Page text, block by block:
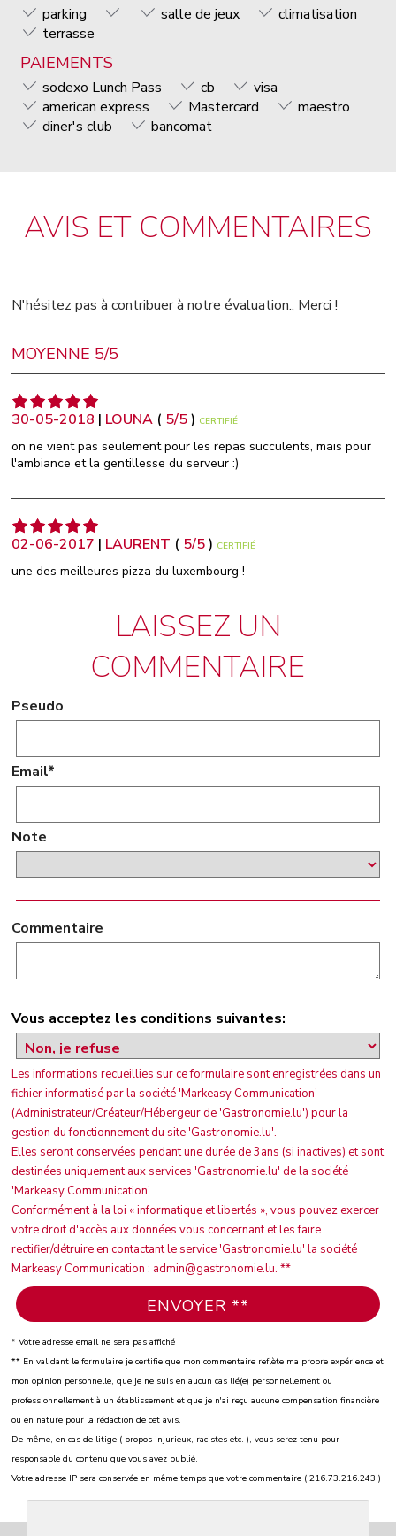
parking salle de jeux
climatisation
terrasse
PAIEMENTS
sodexo Lunch Pass cb
visa
american express
Mastercard
maestro
diner's club
bancomat
AVIS ET COMMENTAIRES
N'hésitez pas à contribuer à notre évaluation., Merci !
MOYENNE 5/5
30-05-2018 | LOUNA ( 5/5) CERTIFIÉ
on ne vient pas seulement pour les repas succulents, mais pour
l'ambiance et la gentillesse du serveur :)
02-06-2017 | LAURENT ( 5/5) CERTIFIÉ
une des meilleures pizza du luxembourg !
LAISSEZ UN
COMMENTAIRE
Pseudo
Email*
Note
Commentaire
Vous acceptez les conditions suivantes:
Les informations recueillies sur ce formulaire sont enregistrées dans un
fichier informatisé par la société 'Markeasy Communication'
(Administrateur/Créateur/Hébergeur de 'Gastronomie.lu') pour la
gestion du fonctionnement du site 'Gastronomie.lu'.
Elles seront conservées pendant une durée de 3ans (si inactives) et sont
destinées uniquement aux services 'Gastronomie.lu' de la société
'Markeasy Communication'.
Conformément à la loi « informatique et libertés », vous pouvez exercer
votre droit d'accès aux données vous concernant et les faire
rectifier/détruire en contactant le service 'Gastronomie.lu' la société
Markeasy Communication : admin@gastronomie.lu. **
* Votre adresse email ne sera pas affiché
** En validant le formulaire je certifie que mon commentaire reflète ma propre expérience et
mon opinion personnelle, que je ne suis en aucun cas lié(e) personnellement ou
professionnellement à un établissement et que je n'ai reçu aucune compensation financière
ou en nature pour la rédaction de cet avis.
De même, en cas de litige ( propos injurieux, racistes etc. ), vous serez tenu pour
responsable du contenu que vous avez publié.
Votre adresse IP sera conservée en même temps que votre commentaire ( 216.73.216.243 )